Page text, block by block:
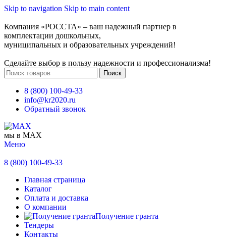
Skip to navigation Skip to main content
Компания «РОССТА» – ваш надежный партнер в
комплектации дошкольных,
муниципальных и образовательных учреждений!
Сделайте выбор в пользу надежности и профессионализма!
Поиск
8 (800) 100-49-33
info@kr2020.ru
Обратный звонок
мы в MAX
Меню
8 (800) 100-49-33
Главная страница
Каталог
Оплата и доставка
О компании
Получение гранта
Тендеры
Контакты